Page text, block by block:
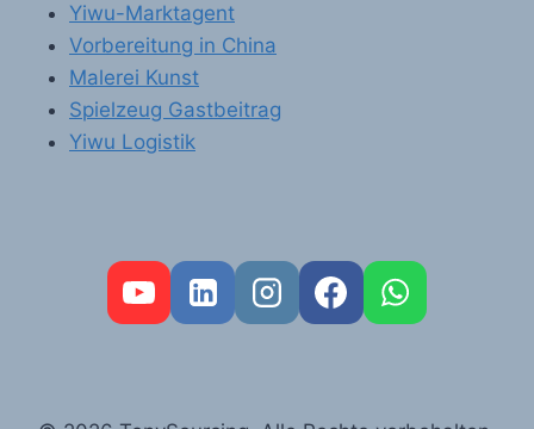
Yiwu-Marktagent
Vorbereitung in China
Malerei Kunst
Spielzeug Gastbeitrag
Yiwu Logistik